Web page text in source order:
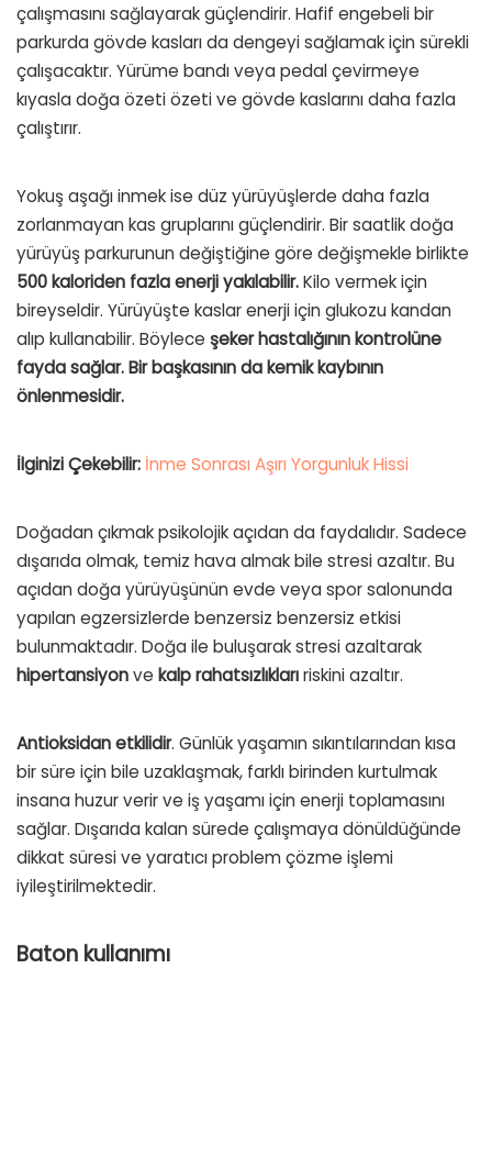
çalışmasını sağlayarak güçlendirir. Hafif engebeli bir
parkurda gövde kasları da dengeyi sağlamak için sürekli
çalışacaktır. Yürüme bandı veya pedal çevirmeye
kıyasla doğa özeti özeti ve gövde kaslarını daha fazla
çalıştırır.
Yokuş aşağı inmek ise düz yürüyüşlerde daha fazla
zorlanmayan kas gruplarını güçlendirir. Bir saatlik doğa
yürüyüş parkurunun değiştiğine göre değişmekle birlikte
500 kaloriden fazla enerji yakılabilir.Kilo vermek için
bireyseldir. Yürüyüşte kaslar enerji için glukozu kandan
alıp kullanabilir. Böylece şeker hastalığının kontrolüne
fayda sağlar.Bir başkasının da kemik kaybının
önlenmesidir.
İlginizi Çekebilir: İnme Sonrası Aşırı Yorgunluk Hissi
Doğadan çıkmak psikolojik açıdan da faydalıdır. Sadece
dışarıda olmak, temiz hava almak bile stresi azaltır. Bu
açıdan doğa yürüyüşünün evde veya spor salonunda
yapılan egzersizlerde benzersiz benzersiz etkisi
bulunmaktadır. Doğa ile buluşarak stresi azaltarak
hipertansiyonve kalp rahatsızlıklarıriskini azaltır.
Antioksidanetkilidir. Günlük yaşamın sıkıntılarından kısa
bir süre için bile uzaklaşmak, farklı birinden kurtulmak
insana huzur verir ve iş yaşamı için enerji toplamasını
sağlar. Dışarıda kalan sürede çalışmaya dönüldüğünde
dikkat süresi ve yaratıcı problem çözme işlemi
iyileştirilmektedir.
Baton kullanımı